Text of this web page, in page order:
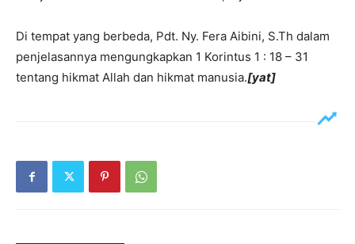
Di tempat yang berbeda, Pdt. Ny. Fera Aibini, S.Th dalam
penjelasannya mengungkapkan 1 Korintus 1 : 18 – 31
tentang hikmat Allah dan hikmat manusia.[yat]